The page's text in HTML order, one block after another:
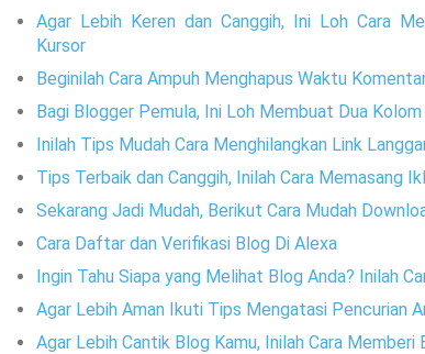
Agar Lebih Keren dan Canggih, Ini Loh Cara
Kursor
Beginilah Cara Ampuh Menghapus Waktu
Bagi Blogger Pemula, Ini Loh Membuat Dua
Inilah Tips Mudah Cara Menghilangkan Link
Tips Terbaik dan Canggih, Inilah Cara Memasang
Sekarang Jadi Mudah, Berikut Cara Mudah
Cara Daftar dan Verifikasi Blog Di Alexa
Ingin Tahu Siapa yang Melihat Blog Anda? Inilah
Agar Lebih Aman Ikuti Tips Mengatasi Pencurian
Agar Lebih Cantik Blog Kamu, Inilah Cara